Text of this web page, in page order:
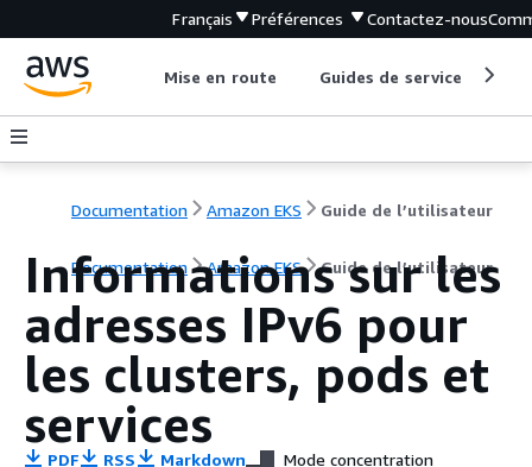
Français Préférences Contactez-nous
Mise en route Guides de service
Documentation Amazon EKS Guide de l’utilisateur
Documentation Amazon EKS Guide de l’utilisateur
Informations sur les
adresses IPv6 pour
les clusters, pods et
services
PDF RSS Markdown Mode concentration